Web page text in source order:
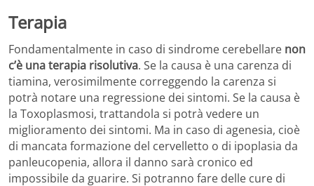
Terapia
Fondamentalmente in caso di sindrome cerebellare non
c’è una terapia risolutiva. Se la causa è una carenza di
tiamina, verosimilmente correggendo la carenza si
potrà notare una regressione dei sintomi. Se la causa è
la Toxoplasmosi, trattandola si potrà vedere un
miglioramento dei sintomi. Ma in caso di agenesia, cioè
di mancata formazione del cervelletto o di ipoplasia da
panleucopenia, allora il danno sarà cronico ed
impossibile da guarire. Si potranno fare delle cure di